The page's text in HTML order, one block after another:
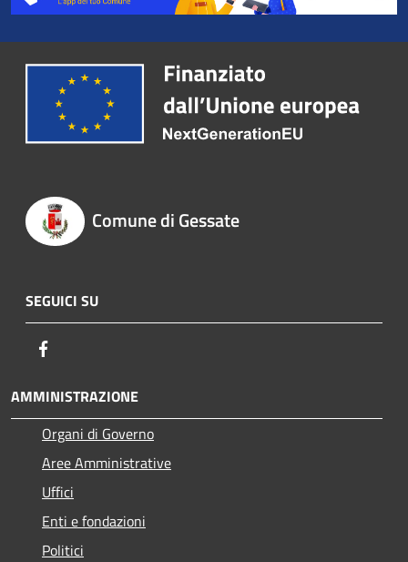
Comune di Gessate
SEGUICI SU
AMMINISTRAZIONE
Organi di Governo
Aree Amministrative
Uffici
Enti e fondazioni
Politici